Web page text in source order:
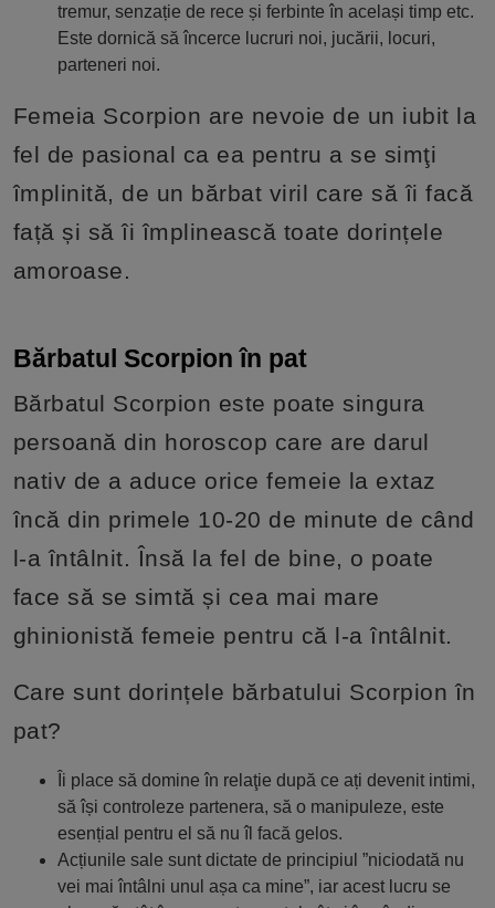
tremur, senzație de rece și ferbinte în același timp etc.
Este dornică să încerce lucruri noi, jucării, locuri,
parteneri noi.
Femeia Scorpion are nevoie de un iubit la
fel de pasional ca ea pentru a se simţi
împlinită, de un bărbat viril care să îi facă
față și să îi împlinească toate dorințele
amoroase.
Bărbatul Scorpion în pat
Bărbatul Scorpion este poate singura
persoană din horoscop care are darul
nativ de a aduce orice femeie la extaz
încă din primele 10-20 de minute de când
l-a întâlnit. Însă la fel de bine, o poate
face să se simtă și cea mai mare
ghinionistă femeie pentru că l-a întâlnit.
Care sunt dorințele bărbatului Scorpion în
pat?
Îi place să domine în relaţie după ce ați devenit intimi,
să își controleze partenera, să o manipuleze, este
esențial pentru el să nu îl facă gelos.
Acțiunile sale sunt dictate de principiul ”niciodată nu
vei mai întâlni unul așa ca mine”, iar acest lucru se